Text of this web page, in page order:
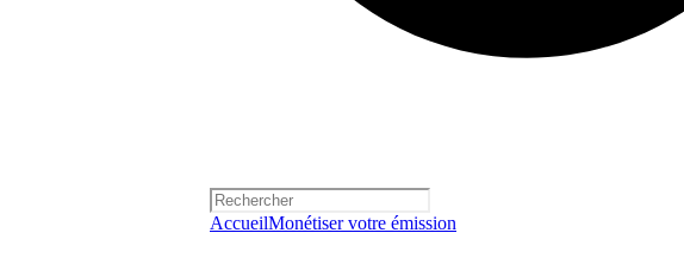
AccueilMonétiser votre émission